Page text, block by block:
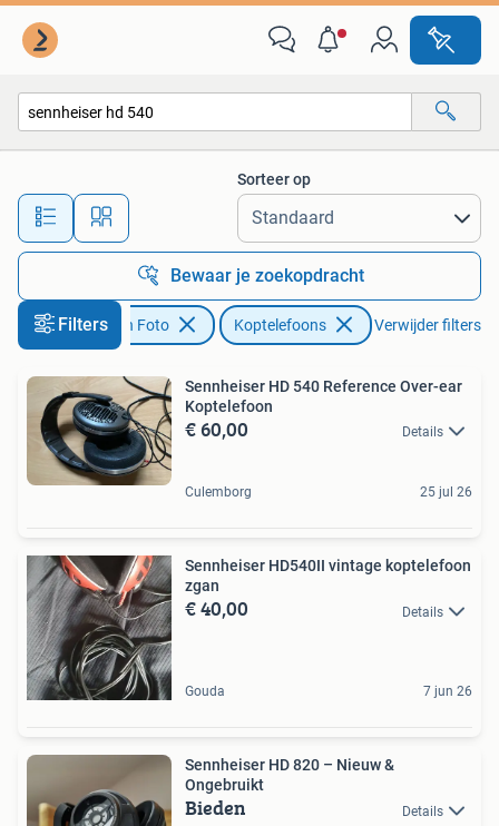
Alle afstanden…
Sorteer op
Bewaar je zoekopdracht
Filters
Audio, Tv en Foto Koptelefoons Verwijder filters
Sennheiser HD 540 Reference Over-ear
Koptelefoon
€ 60,00 Details
Culemborg 25 jul 26
Sennheiser HD540II vintage koptelefoon
zgan
€ 40,00 Details
Gouda 7 jun 26
Sennheiser HD 820 – Nieuw &
Ongebruikt
Bieden Details